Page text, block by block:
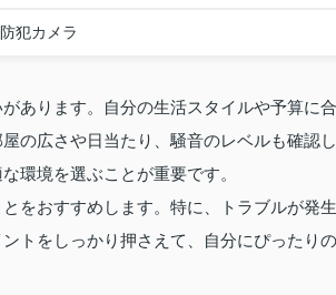
犯カメラ
あります。自分の生活スタイルや予算に合
の広さや日当たり、騒音のレベルも確認し
環境を選ぶことが重要です。
をおすすめします。特に、トラブルが発生
トをしっかり押さえて、自分にぴったりの